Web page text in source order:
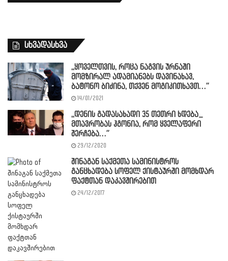
სხვადასხვა
,,ყოველთვის, როცა ნაგვის ურნაში
მომზირალ ადამიანებს დავინახავ,
ბატონო ბიძინა, თქვენ მოგიკითხავთ…”
14/01/2021
,,დენის გადასახადი 35 თეთრი ხდება_
მთავრობას ჰგონია, რომ ყველაფერი
შერჩება…”
29/12/2020
შინაგან საქმეთა სამინისტროს
განცხადება სოფელ ქისტაურში მომხდარ
ფაქტთან დაკავშირებით
24/12/2017